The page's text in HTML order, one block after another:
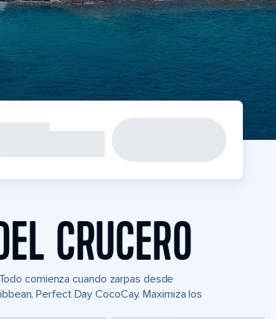
CRUCERO
comienza cuando zarpas desde
Perfect Day CocoCay. Maximiza los